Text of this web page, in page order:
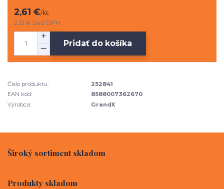
2,61 €/ks
2,12 € bez DPH
Pridať do košíka
Číslo produktu:
252841
EAN kód:
8588007362670
Výrobca:
GrandX
Široký sortiment skladom
Produkty skladom